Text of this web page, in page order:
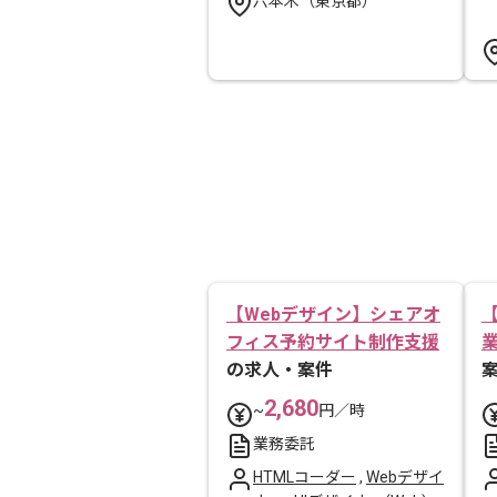
【Webデザイン】シェアオ
フィス予約サイト制作支援
の求人・案件
~2,680円／時
業務委託
HTMLコーダー , Webデザイ